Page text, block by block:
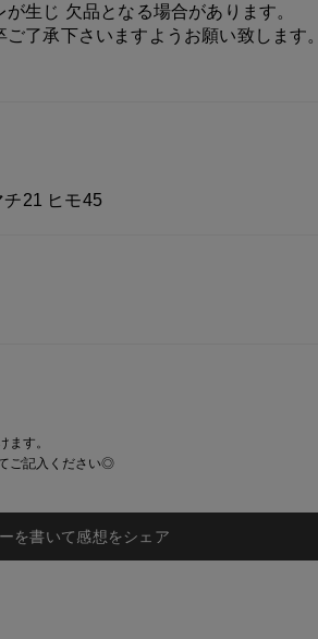
生じ 欠品となる場合があります。
了承下さいますようお願い致します。
21 ヒモ45
ます。
ご記入ください◎
を書いて感想をシェア